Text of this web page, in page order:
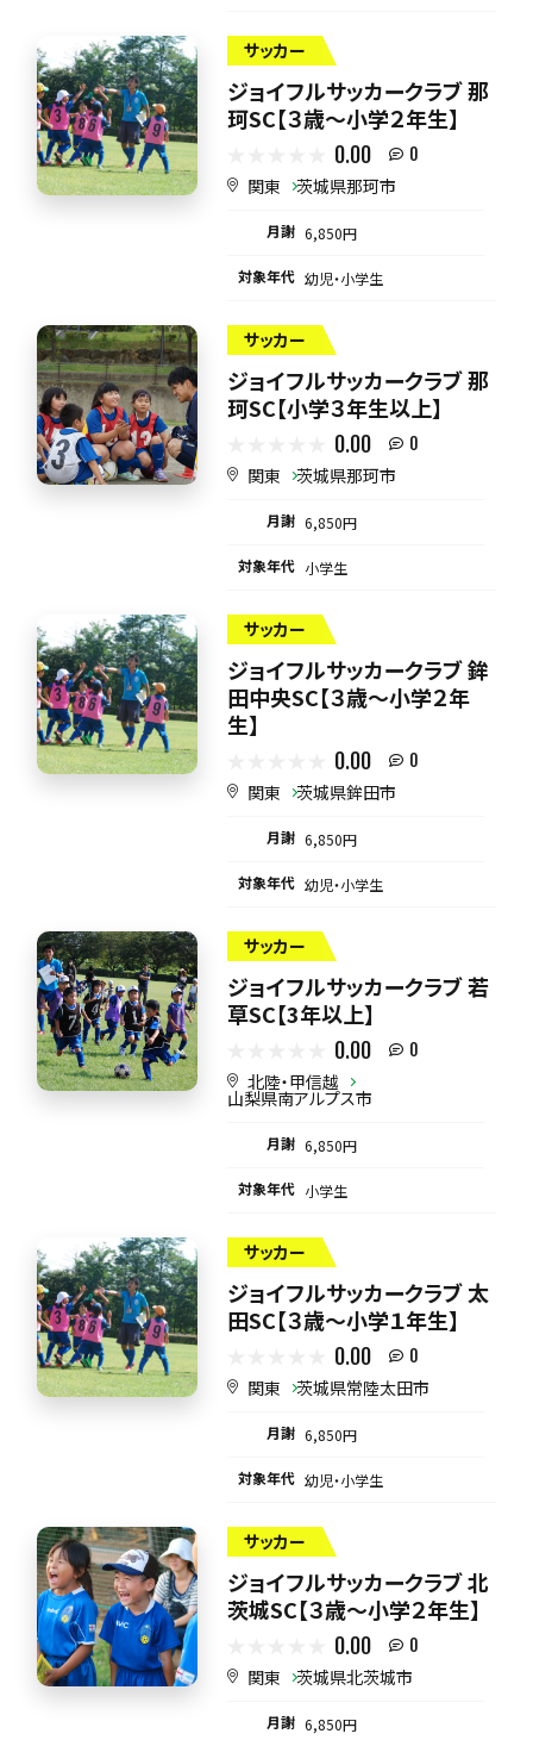
サッカー
ジョイフルサッカークラブ 那
珂SC【３歳～小学２年生】
0.00 0
関東 茨城県那珂市
月謝 6,850円
対象年代 幼児・小学生
サッカー
ジョイフルサッカークラブ 那
珂SC【小学３年生以上】
0.00 0
関東 茨城県那珂市
月謝 6,850円
対象年代 小学生
サッカー
ジョイフルサッカークラブ 鉾
田中央SC【３歳～小学２年
生】
0.00 0
関東 茨城県鉾田市
月謝 6,850円
対象年代 幼児・小学生
サッカー
ジョイフルサッカークラブ 若
草SC【3年以上】
0.00 0
北陸・甲信越
山梨県南アルプス市
月謝 6,850円
対象年代 小学生
サッカー
ジョイフルサッカークラブ 太
田SC【３歳～小学１年生】
0.00 0
関東 茨城県常陸太田市
月謝 6,850円
対象年代 幼児・小学生
サッカー
ジョイフルサッカークラブ 北
茨城SC【３歳～小学２年生】
0.00 0
関東 茨城県北茨城市
月謝 6,850円